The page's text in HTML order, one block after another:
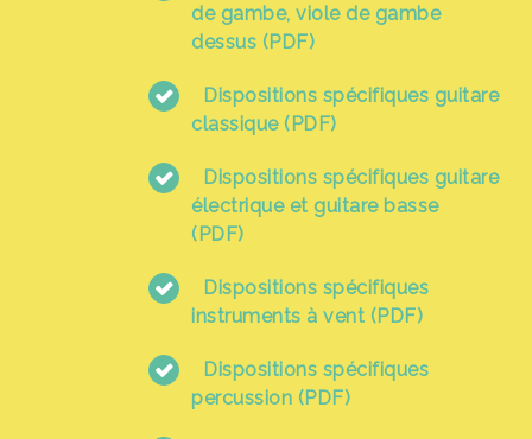
de gambe, viole de gambe
dessus (PDF)
Dispositions spécifiques guitare
classique (PDF)
Dispositions spécifiques guitare
électrique et guitare basse
(PDF)
Dispositions spécifiques
instruments à vent (PDF)
Dispositions spécifiques
percussion (PDF)